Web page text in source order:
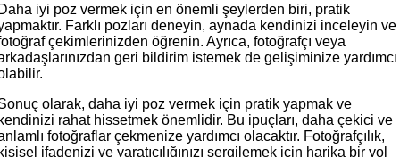
iyi poz vermek için en önemli şeylerden biri, pratik
Farklı pozları deneyin, aynada kendinizi inceleyin ve
çekimlerinizden öğrenin. Ayrıca, fotoğrafçı veya
geri bildirim istemek de gelişiminize yardımcı
olarak, daha iyi poz vermek için pratik yapmak ve
rahat hissetmek önemlidir. Bu ipuçları, daha çekici ve
fotoğraflar çekmenize yardımcı olacaktır. Fotoğrafçılık,
ifadenizi ve yaratıcılığınızı sergilemek için harika bir yol